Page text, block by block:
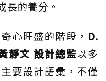
長的養分。
心旺盛的階段， D.
靜文 設計總監以多
要設計語彙，不僅